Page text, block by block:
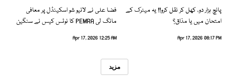
پانچ ہزار دو، کھل کر نقل کرو!! یہ میٹرک کے
امتحان میں یا مذاق؟
Apr 17, 2026 08:17 PM
فضا علی نے لائیو شو اسکینڈل پر معافی
مانگ لی PEMRA کا نوٹس کیس نے سنگین
Apr 17, 2026 12:25 AM
مزید